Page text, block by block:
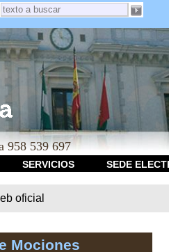
958 539 697
SERVICIOS SEDE
oficial
Mociones